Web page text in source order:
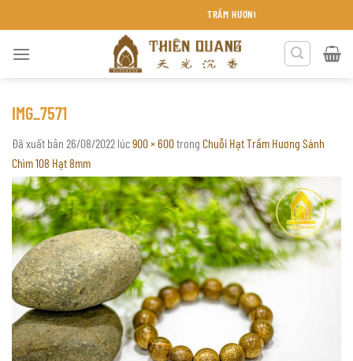
đến
TRẦM HƯƠNG THIÊN QUANG KHÁNH HÒA
IMG_7571
Đã xuất bản 26/08/2022 lúc900 × 600trong Chuỗi Hạt Trầm Hương Sánh
Chìm 108 Hạt 8mm